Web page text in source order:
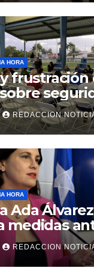
HORA
frustración
REDACCION
HORA
Ada Álvarez
medidas
en el
REDACCION